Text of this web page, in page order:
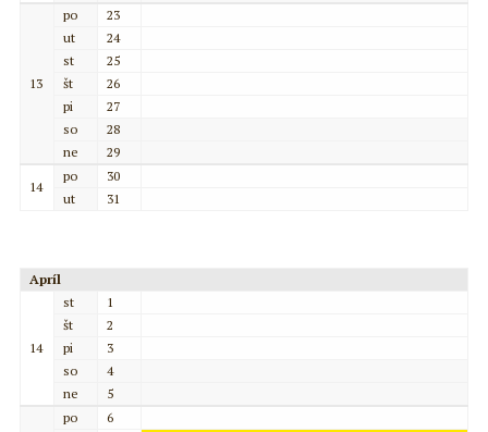
13
po
23
ut
24
st
25
št
26
pi
27
so
28
ne
29
14
po
30
ut
31
Apríl
14
st
1
št
2
pi
3
so
4
ne
5
po
6